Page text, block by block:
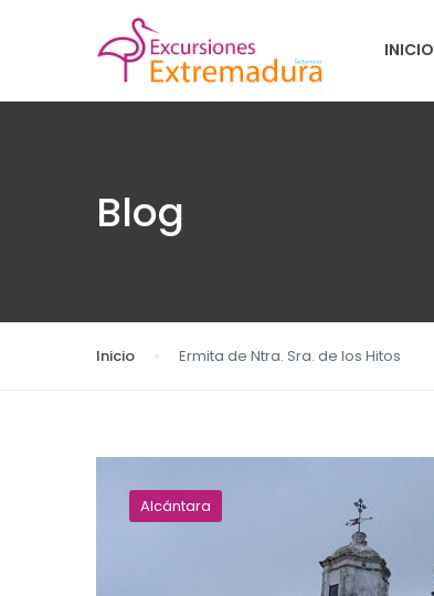
INICIO
Blog
Inicio Ermita de Ntra. Sra. de los Hitos
Alcántara